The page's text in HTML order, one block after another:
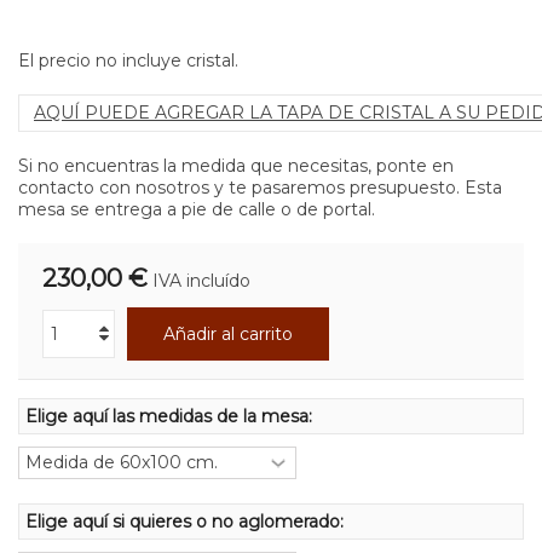
El precio no incluye cristal.
AQUÍ PUEDE AGREGAR LA TAPA DE CRISTAL A SU
Si no encuentras la medida que necesitas, ponte en
contacto con nosotros y te pasaremos presupuesto. Esta
mesa se entrega a pie de calle o de portal.
230,00 € IVA incluído
Añadir al carrito
Elige aquí las medidas de la mesa:
Elige aquí si quieres o no aglomerado: